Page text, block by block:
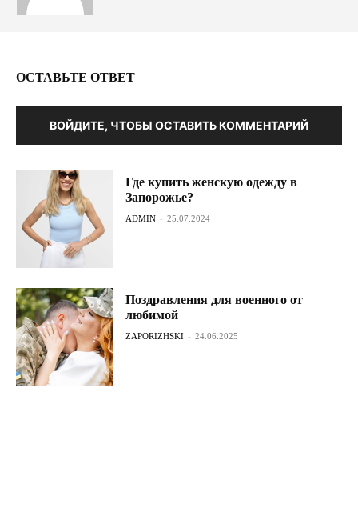
ОСТАВЬТЕ ОТВЕТ
ВОЙДИТЕ, ЧТОБЫ ОСТАВИТЬ КОММЕНТАРИЙ
Где купить женскую одежду в
Запорожье?
ADMIN - 25.07.2024
Поздравления для военного от
любимой
ZAPORIZHSKI - 24.06.2025